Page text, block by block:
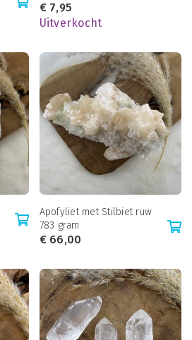
€7,95
Uitverkocht
Apofyliet met Stilbiet ruw
783 gram
€66,00